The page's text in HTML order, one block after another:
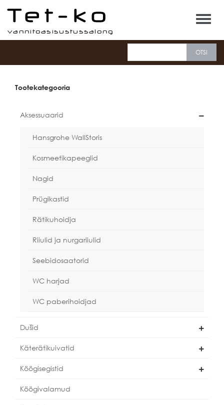
Tet-ko
Tootekategooria
Aksessuaarid
Hansgrohe WallStoris
Kosmeetikapeeglid
Nagid
Prügikastid
Rätikuhoidja
Riiulid ja nurgariiulid
Seebidosaatorid
WC harjad
WC paberihoidjad
Dušid
Käterätikuivatid
Köögisegistid
Köögivalamud